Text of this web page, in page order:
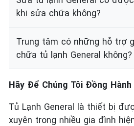
khi sửa chữa không?
Trung tâm có những hỗ trợ
chữa tủ lạnh General không?
Hãy Để Chúng Tôi Đồng Hành
Tủ Lạnh General là thiết bị
xuyên trong nhiều gia đình